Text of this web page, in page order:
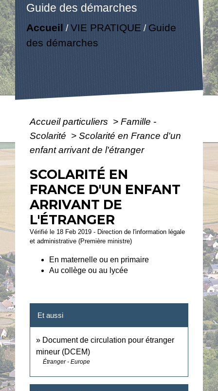
Guide des démarches
Accueil /VIE PRATIQUE / Guide
des démarches
Accueil particuliers > Famille -
Scolarité > Scolarité en France d'un
enfant arrivant de l'étranger
SCOLARITÉ EN
FRANCE D'UN ENFANT
ARRIVANT DE
L'ÉTRANGER
Vérifié le 18 Feb 2019 - Direction de l'information légale
et administrative (Première ministre)
En maternelle ou en primaire
Au collège ou au lycée
Et aussi
Document de circulation pour étranger
mineur (DCEM)
Étranger - Europe